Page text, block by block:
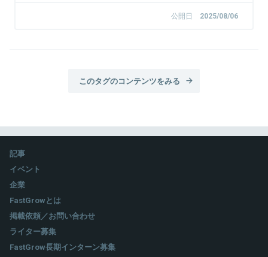
公開日 2025/08/06
このタグのコンテンツをみる
記事
イベント
企業
FastGrowとは
掲載依頼／お問い合わせ
ライター募集
FastGrow長期インターン募集